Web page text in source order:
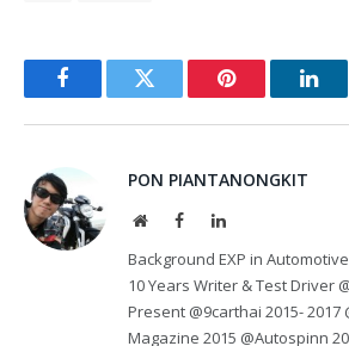
FacebookTwitter Pinterest
PON PIANTANONGKIT
WebsiteFacebookLinkedIn
Background EXP in
10 Years Writer & Test Driver
Present @9carthai 2015- 2017
Magazine 2015 @Autospinn